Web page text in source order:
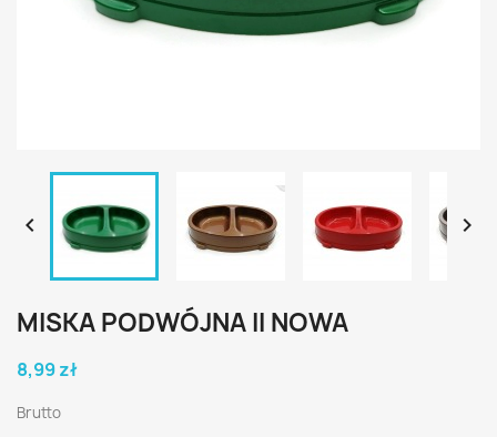
 
MISKA PODWÓJNA II NOWA
8,99 zł
Brutto